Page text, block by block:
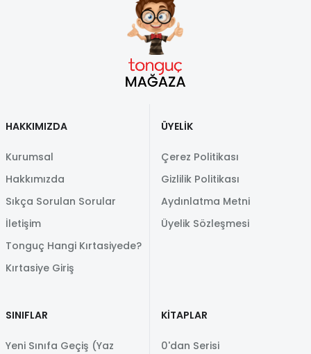
HAKKIMIZDA
Kurumsal
Hakkımızda
Sıkça Sorulan Sorular
İletişim
Tonguç Hangi Kırtasiyede?
Kırtasiye Giriş
ÜYELİK
Çerez Politikası
Gizlilik Politikası
Aydınlatma Metni
Üyelik Sözleşmesi
SINIFLAR
Yeni Sınıfa Geçiş (Yaz
KİTAPLAR
0'dan Serisi